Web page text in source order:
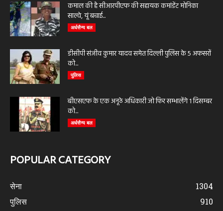
कमाल की है सीआरपीएफ की सहायक कमांडेंट मोनिका
साल्वे, यूं बचाई...
अर्धसैन्य बल
डीसीपी संजीव कुमार यादव समेत दिल्ली पुलिस के 5 अफसरों
को...
पुलिस
बीएसएफ के एक अनूठे अधिकारी जो फिर सम्भालेंगे 1 दिसम्बर
को...
अर्धसैन्य बल
POPULAR CATEGORY
सेना
1304
पुलिस
910